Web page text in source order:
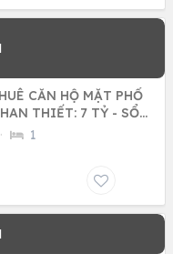
CĂN HỘ MẶT PHỐ
THIẾT: 7 TỶ - SỔ
· 1